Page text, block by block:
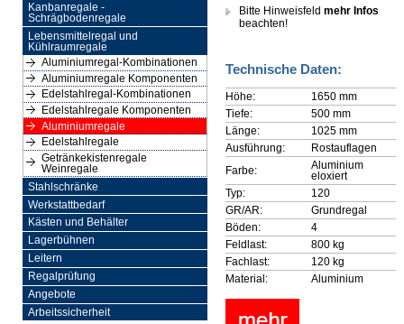
Kanbanregale -
Schrägbodenregale
Lebensmittelregal und
Kühlraumregale
Aluminiumregal-Kombinationen
Aluminiumregale Komponenten
Edelstahlregal-Kombinationen
Edelstahlregale Komponenten
Aluminiumregale
Edelstahlregale
Getränkekistenregale
Weinregale
Stahlschränke
Werkstattbedarf
Kästen und Behälter
Lagerbühnen
Leitern
Regalprüfung
Angebote
Arbeitssicherheit
Bitte Hinweisfeld mehr Infos
beachten!
Technische Daten:
Höhe:
1650 mm
Tiefe:
500 mm
Länge:
1025 mm
Ausführung:
Rostauflagen
Farbe:
Aluminium
eloxiert
Typ:
120
GR/AR:
Grundregal
Böden:
4
Feldlast:
800 kg
Fachlast:
120 kg
Material:
Aluminium